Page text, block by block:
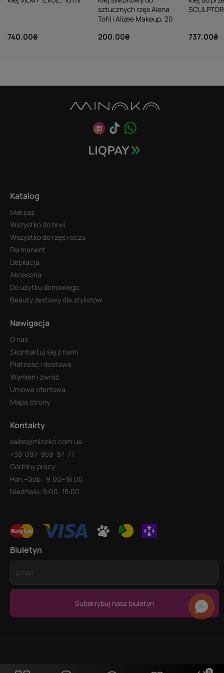
740.00₴
sztucznych rzęs Alena
Tofil i Alizee Makeup, 20
200.00₴ 737.00₴
Katalog
Makijaż
Wszystko do brwi
Wszystko do rzęs i oczu
Permanent
Depilacja
Akcesoria
Do użytku domowego
Beauty zestawy dla stylistów
Nawigacja
O nas
Skontaktuj się z nami
Płatność i dostawa
Wymień i zwróć
Umowa ofertowa
Mapa strony
Kontakty
sales@minoko.com.ua
+38-097-959-97-77
Godziny pracy
Pon.–Sob.: 9:00–18:00
Niedziela: 9:00–15:00
Biuletyn
Subskrybuj nasz biuletyn